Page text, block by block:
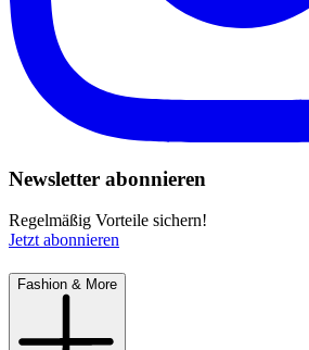
Newsletter abonnieren
Regelmäßig Vorteile sichern!
Jetzt abonnieren
Fashion & More